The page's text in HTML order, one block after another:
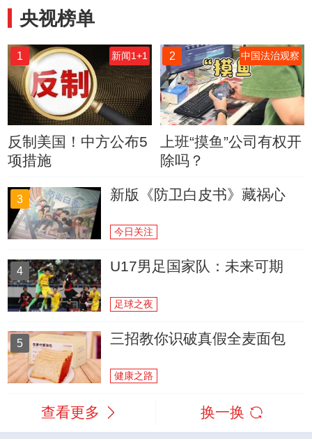
央视榜单
1 新闻1+1
反制美国！中方公布5
项措施
2 中国法治观察
上班“摸鱼”公司有权开
除吗？
3 新版《防卫白皮书》藏祸心
今日关注
4 U17男足国家队：未来可期
足球之夜
5 三招教你识破真假全麦面包
健康之路
查看更多 换一换